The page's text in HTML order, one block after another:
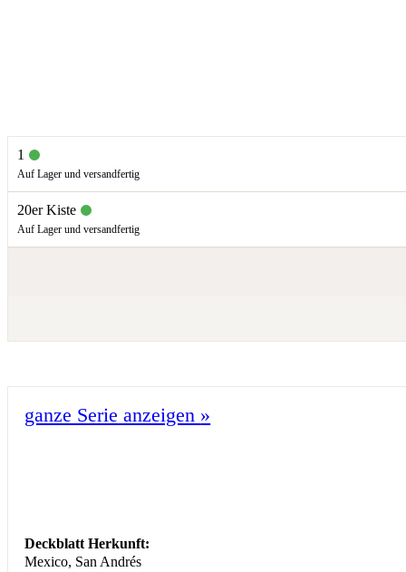
1
Auf Lager und versandfertig
20er Kiste
Auf Lager und versandfertig
ganze Serie anzeigen »
Deckblatt Herkunft:
Mexico, San Andrés